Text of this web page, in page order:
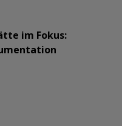
im Fokus: